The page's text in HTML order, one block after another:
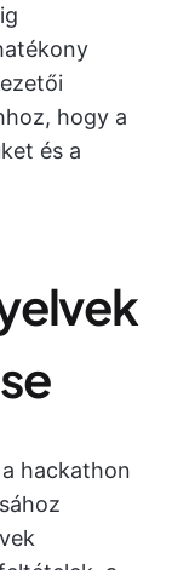
hogy a
és a
hackathon